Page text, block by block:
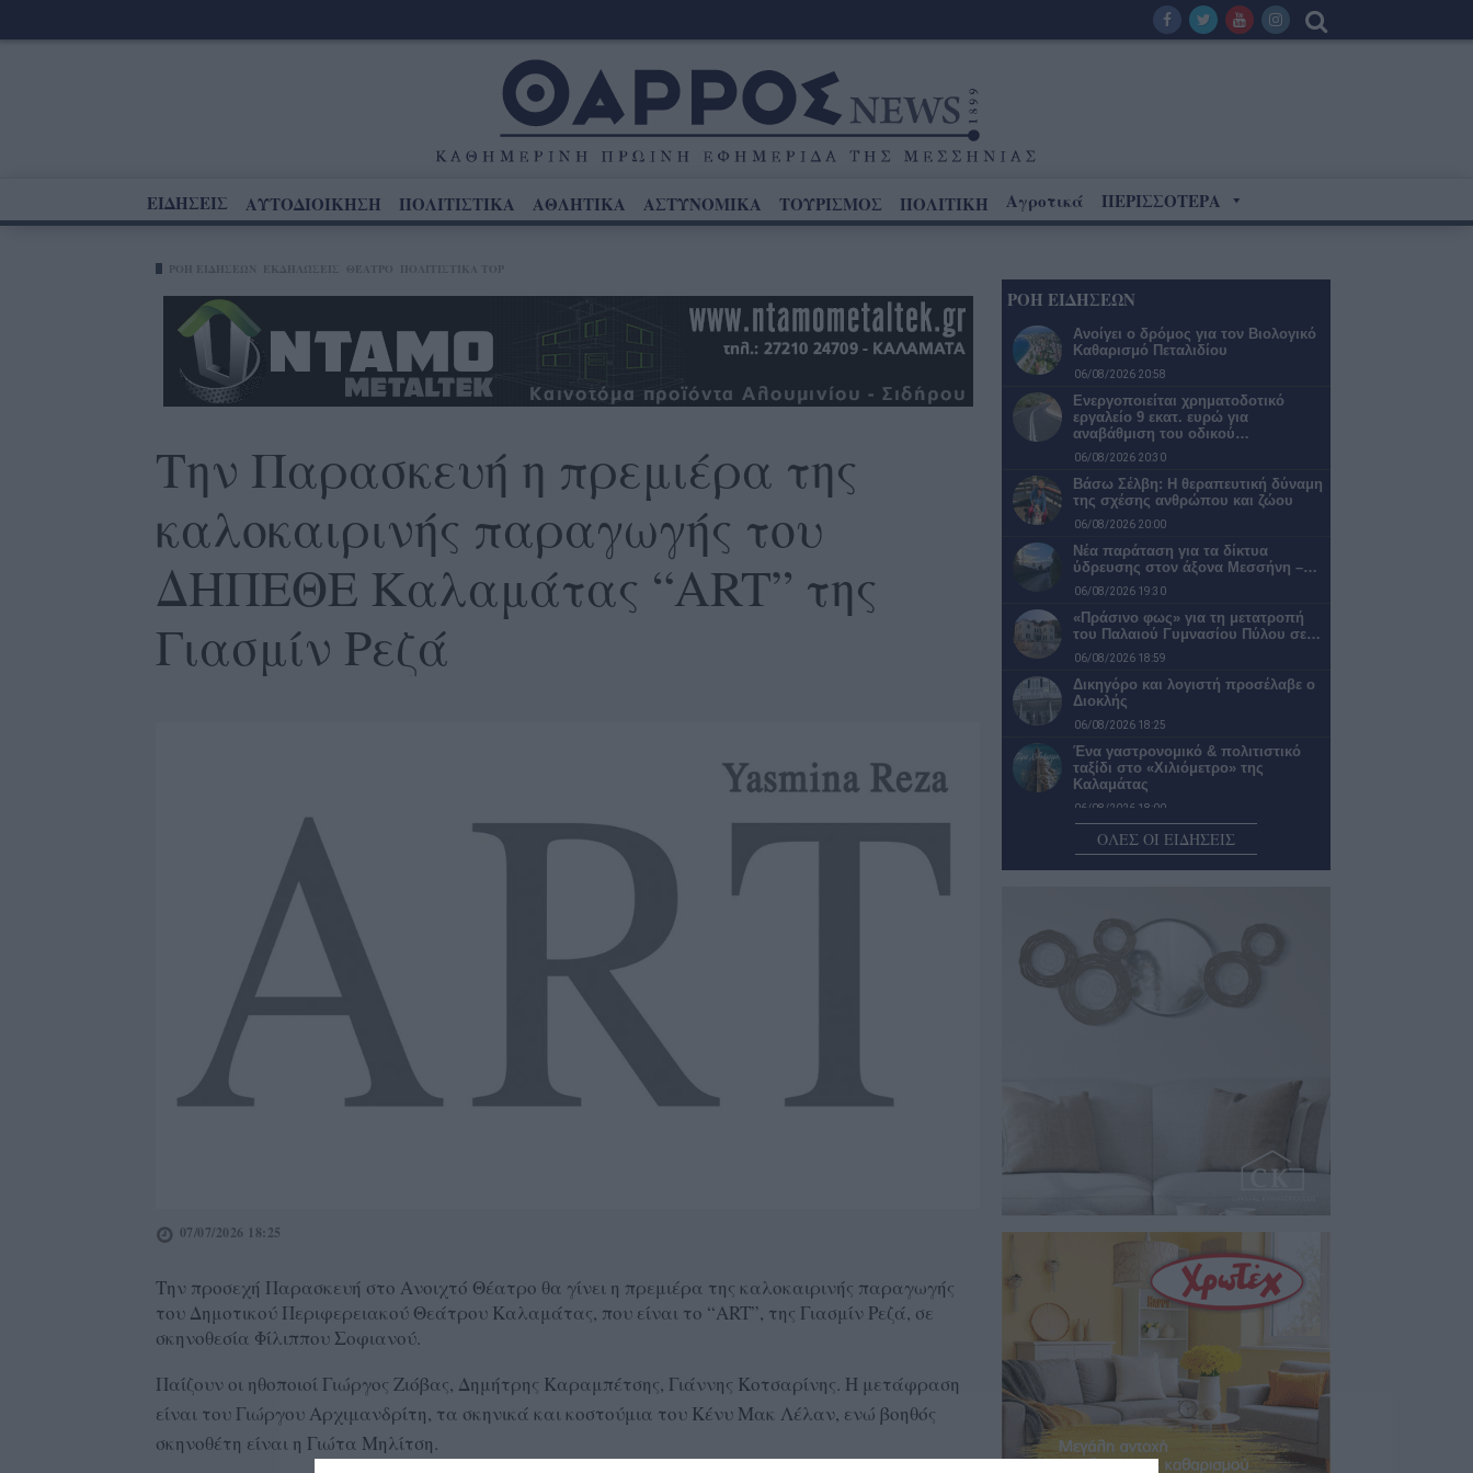
ΕΙΔΗΣΕΙΣ ΑΥΤΟΔΙΟΙΚΗΣΗ ΠΟΛΙΤΙΣΤΙΚΑ ΑΘΛΗΤΙΚΑ ΑΣΤΥΝΟΜΙΚΑ ΤΟΥΡΙΣΜΟΣ ΠΟΛΙΤΙΚΗ Αγροτικά ΠΕΡΙΣΣΟΤΕΡΑ
Την Παρασκευή η πρεμιέρα της
καλοκαιρινής παραγωγής του
ΔΗΠΕΘΕ Καλαμάτας “ART” της
Γιασμίν Ρεζά
07/07/2026 18:25
Την προσεχή Παρασκευή στο Ανοιχτό Θέατρο θα γίνει η πρεμιέρα της καλοκαιρινής παραγωγής
του Δημοτικού Περιφερειακού Θεάτρου Καλαμάτας, που είναι το “ART”, της Γιασμίν Ρεζά, σε
σκηνοθεσία Φίλιππου Σοφιανού.
Παίζουν οι ηθοποιοί Γιώργος Ζιόβας, Δημήτρης Καραμπέτσης, Γιάννης Κοτσαρίνης. Η μετάφραση
είναι του Γιώργου Αρχιμανδρίτη, τα σκηνικά και κοστούμια του Κένυ Μακ Λέλαν, ενώ βοηθός
σκηνοθέτη είναι η Γιώτα Μηλίτση.
ΡΟΗ ΕΙΔΗΣΕΩΝ
Ανοίγει ο δρόμος για τον Βιολογικό
Καθαρισμό Πεταλιδίου
06/08/2026 20:58
Ενεργοποιείται χρηματοδοτικό
εργαλείο 9 εκατ. ευρώ για
αναβάθμιση του οδικού…
06/08/2026 20:30
Βάσω Σέλβη: Η θεραπευτική δύναμη
της σχέσης ανθρώπου και ζώου
06/08/2026 20:00
Νέα παράταση για τα δίκτυα
ύδρευσης στον άξονα Μεσσήνη –…
06/08/2026 19:30
«Πράσινο φως» για τη μετατροπή
του Παλαιού Γυμνασίου Πύλου σε…
06/08/2026 18:59
Δικηγόρο και λογιστή προσέλαβε ο
Διοκλής
06/08/2026 18:25
Ένα γαστρονομικό & πολιτιστικό
ταξίδι στο «Χιλιόμετρο» της
Καλαμάτας
06/08/2026 18:00
Μεσσηνία: Χωρίς νεκρούς από
τροχαία ατυχήματα, αλλά με 8
τραυματίες…
Γ.Φάβας: Θα ξανανοίξουν για το
κοινό οι δημόσιες τουαλέτες στο…
06/08/2026 17:01
ΟΛΕΣ ΟΙ ΕΙΔΗΣΕΙΣ